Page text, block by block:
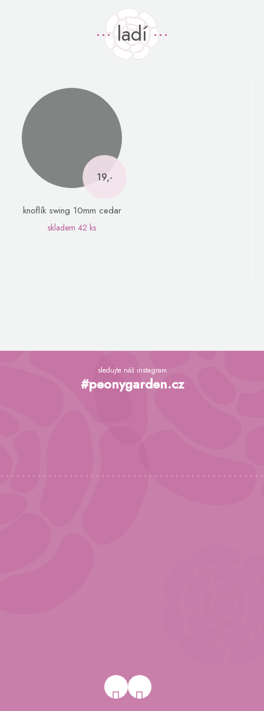
ladí
19,-
knoflík swing 10mm cedar
skladem 42 ks
Z
sledujte náš instagram
#peonygarden.cz